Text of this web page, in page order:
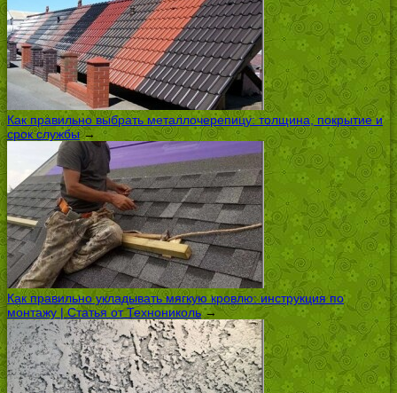
Как правильно выбрать металлочерепицу: толщина, покрытие и
срок службы→
Как правильно укладывать мягкую кровлю: инструкция по
монтажу | Статья от Технониколь→